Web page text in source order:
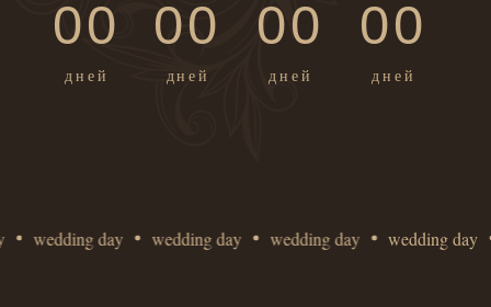
wedding day wedding day wedding day wedding day